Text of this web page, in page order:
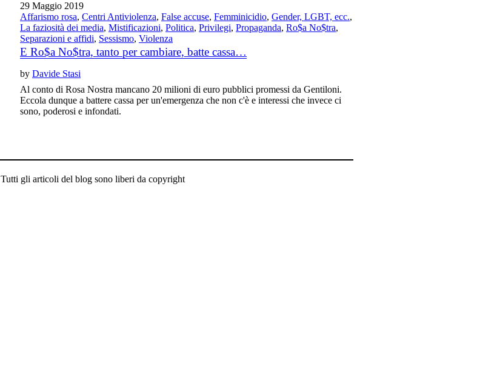
29 Maggio 2019
Affarismo rosa,Centri Antiviolenza,False accuse,Femminicidio,Gender, LGBT, ecc.,
La faziosità dei media,Mistificazioni,Politica,Privilegi,Propaganda,Ro$a No$tra,
Separazioni e affidi, Sessismo,Violenza
E Ro$a No$tra, tanto per cambiare, batte cassa…
byDavide Stasi
Al conto di Rosa Nostra mancano 20 milioni di euro pubblici promessi da Gentiloni.
Eccola dunque a battere cassa per un'emergenza che non c'è e interessi che invece ci
sono, poderosi e infondati.
Tutti gli articoli del blog sono liberi da copyright